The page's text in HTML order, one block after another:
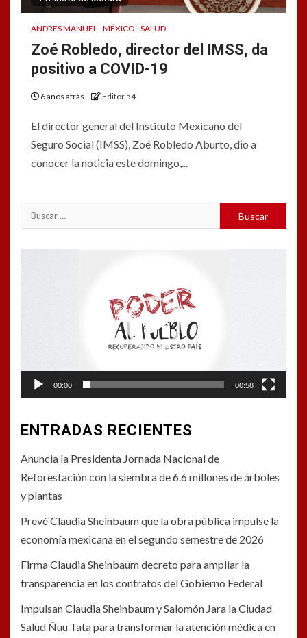
ANDRES MANUEL MÉXICO SALUD
Zoé Robledo, director del IMSS, da
positivo a COVID-19
6 años atrás Editor 54
El director general del Instituto Mexicano del
Seguro Social (IMSS), Zoé Robledo Aburto, dio a
conocer la noticia este domingo,...
00:00 00:58
ENTRADAS RECIENTES
Anuncia la Presidenta Jornada Nacional de
Reforestación con la siembra de 6.6 millones de árboles
y plantas
Prevé Claudia Sheinbaum que la obra pública impulse la
economía mexicana en el segundo semestre de 2026
Firma Claudia Sheinbaum decreto para ampliar la
transparencia en los contratos del Gobierno Federal
Impulsan Claudia Sheinbaum y Salomón Jara la Ciudad
Salud Ñuu Tata para transformar la atención médica en